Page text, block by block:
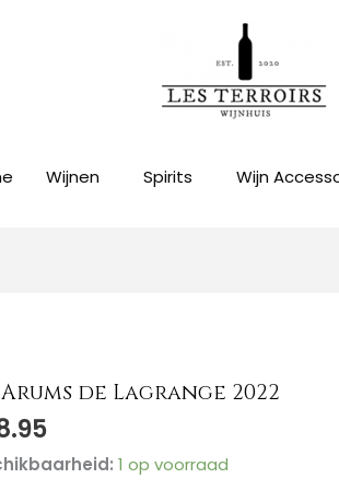
Wijnen Spirits Wijn
Arums de Lagrange 2022
1 op voorraad